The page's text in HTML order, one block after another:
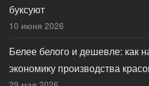
буксуют
10 июня 2026
Белее белого и дешевле: как
экономику производства